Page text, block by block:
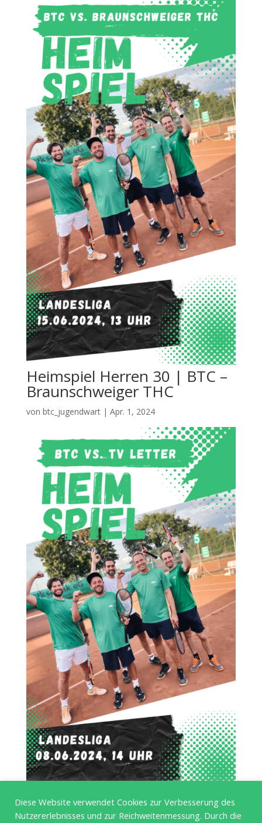
Heimspiel Herren 30 | BTC –
Braunschweiger THC
von btc_jugendwart| Apr. 1, 2024
Heimspiel Herren 30 | BTC –
Diese Website verwendet Cookies zur Verbesserung des
Nutzererlebnisses und zur Reichweitenmessung. Durch die